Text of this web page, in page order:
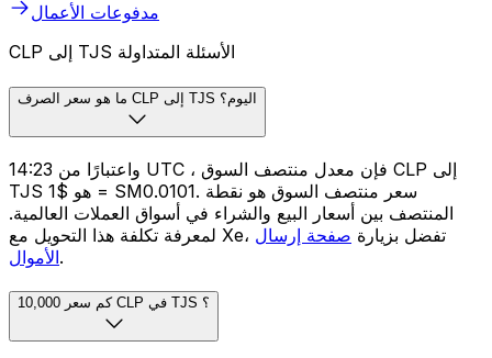
مدفوعات الأعمال
CLP إلى TJS الأسئلة المتداولة
ما هو سعر الصرف CLP إلى TJS اليوم؟
واعتبارًا من 14:23 UTC ، فإن معدل منتصف السوق CLP إلى
TJS هو $1 = SM0.0101. سعر منتصف السوق هو نقطة
المنتصف بين أسعار البيع والشراء في أسواق العملات العالمية.
لمعرفة تكلفة هذا التحويل مع Xe، تفضل بزيارة صفحة إرسال
الأموال.
كم سعر 10,000 CLP في TJS ؟